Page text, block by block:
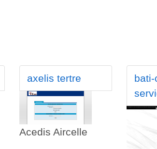
axelis tertre
Acedis Aircelle
bati-